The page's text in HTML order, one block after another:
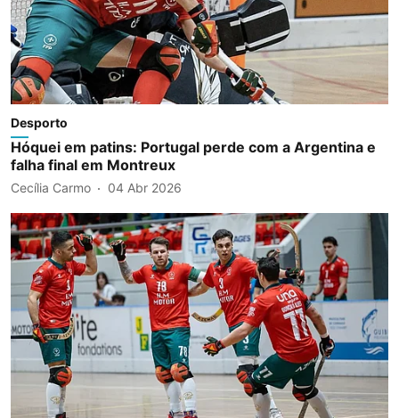
Desporto
Hóquei em patins: Portugal perde com a Argentina e
falha final em Montreux
Cecília Carmo 04 Abr 2026